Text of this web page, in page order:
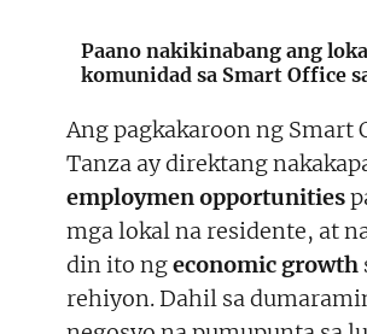
Paano nakikinabang ang
komunidad sa Smart Office
Ang pagkakaroon ng Smart
Tanza ay direktang
employmen opportunities
mga lokal na residente, at
din ito ngeconomic growth
rehiyon. Dahil sa